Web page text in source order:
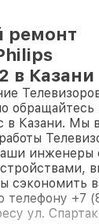
ремонт
в Казани
в Казани. Мы
инженеры
сэкономить
телефону +7
ул.